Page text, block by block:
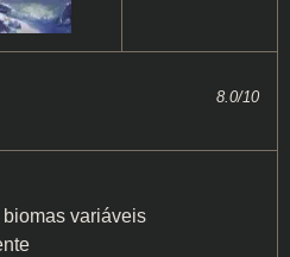
8.0/10
variáveis